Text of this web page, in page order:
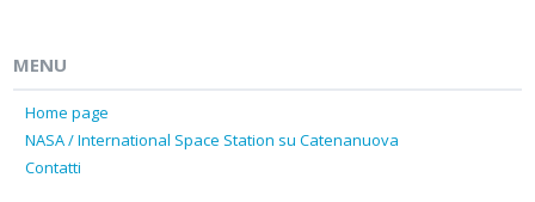
MENU
Home page
NASA / International Space Station su Catenanuova
Contatti